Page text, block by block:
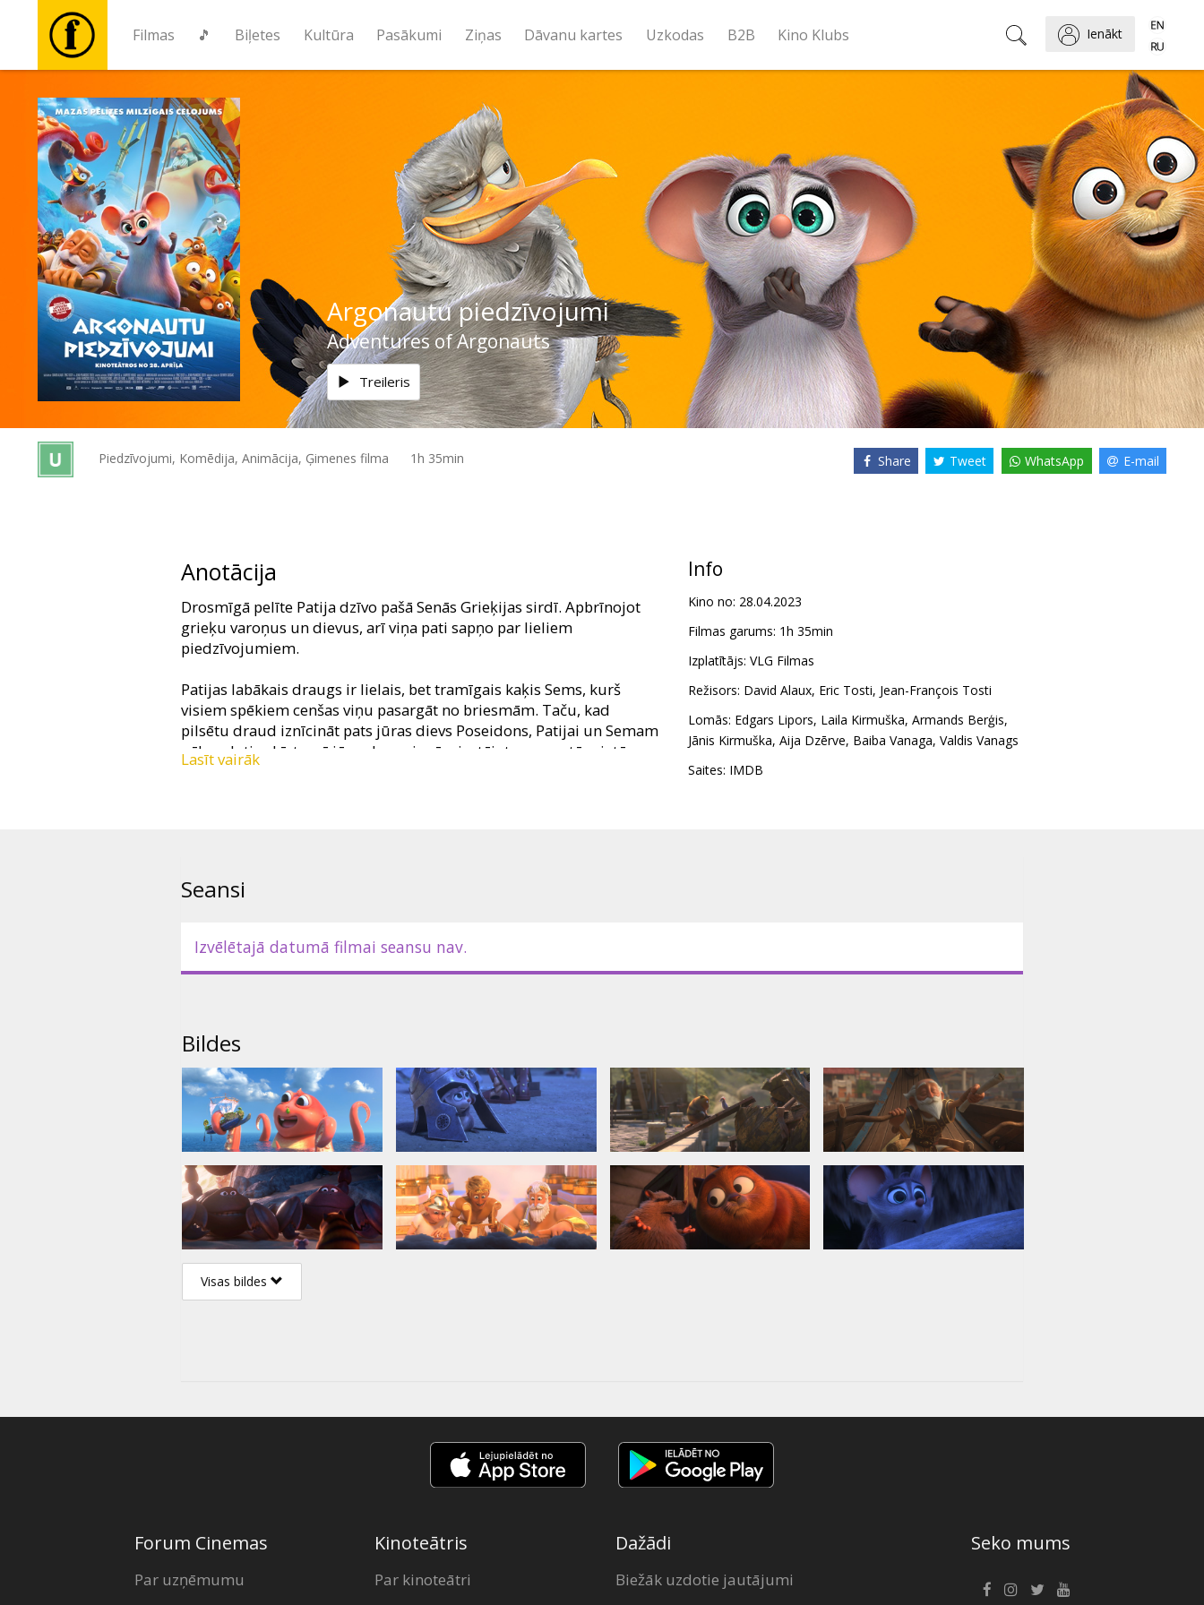
Filmas 🎵 Biļetes Kultūra Pasākumi Ziņas Dāvanu kartes Uzkodas B2B Kino Klubs Ienākt
Filmas
🎵
Biļetes
Kultūra
Pasākumi
Ziņas
kartes
Argonautu piedzīvojumi
Adventures of Argonauts
Treileris
Piedzīvojumi, Komēdija, Animācija, Ģimenes filma 1h 35min Share Tweet WhatsApp E-mail
Anotācija
Drosmīgā pelīte Patija dzīvo pašā Senās Grieķijas sirdī. Apbrīnojot
grieķu varoņus un dievus, arī viņa pati sapņo par lieliem
piedzīvojumiem.
Patijas labākais draugs ir lielais, bet tramīgais kaķis Sems, kurš
visiem spēkiem cenšas viņu pasargāt no briesmām. Taču, kad
pilsētu draud iznīcināt pats jūras dievs Poseidons, Patijai un Semam
nākas doties bīstamā jūras braucienā, piestājot neparastās vietās,
kurās mīt mītiskas radības.
Lasīt vairāk
Info
Kino no: 28.04.2023
Filmas garums: 1h 35min
Izplatītājs: VLG Filmas
Režisors: David Alaux, Eric Tosti, Jean-François Tosti
Lomās: Edgars Lipors, Laila Kirmuška, Armands Berģis,
Jānis Kirmuška, Aija Dzērve, Baiba Vanaga, Valdis Vanags
Saites: IMDB
Seansi
Izvēlētajā datumā filmai seansu nav.
Bildes
Visas bildes
Forum Cinemas
Par uzņēmumu
Kinoteātris
Par kinoteātri
Dažādi
Biežāk uzdotie jautājumi
Seko mums